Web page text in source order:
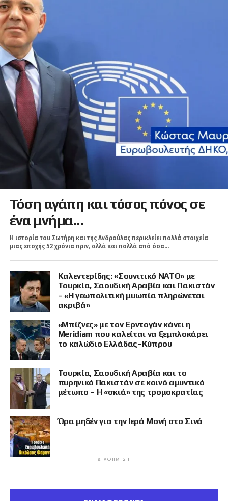
Τόση αγάπη και τόσος πόνος σε
ένα μνήμα…
Η ιστορία του Σωτήρη και της Ανδρούλας περικλείει πολλά στοιχεία
μιας εποχής 52 χρόνια πριν, αλλά και πολλά από όσα...
Καλεντερίδης: «Σουνιτικό ΝΑΤΟ» με
Τουρκία, Σαουδική Αραβία και Πακιστάν
– «Η γεωπολιτική μυωπία πληρώνεται
ακριβά»
«Μπίζνες» με τον Ερντογάν κάνει η
Meridiam που καλείται να ξεμπλοκάρει
το καλώδιο Ελλάδας–Κύπρου
Τουρκία, Σαουδική Αραβία και το
πυρηνικό Πακιστάν σε κοινό αμυντικό
μέτωπο – Η «σκιά» της τρομοκρατίας
Ώρα μηδέν για την Ιερά Μονή στο Σινά
ΔΙΑΦΉΜΙΣΗ